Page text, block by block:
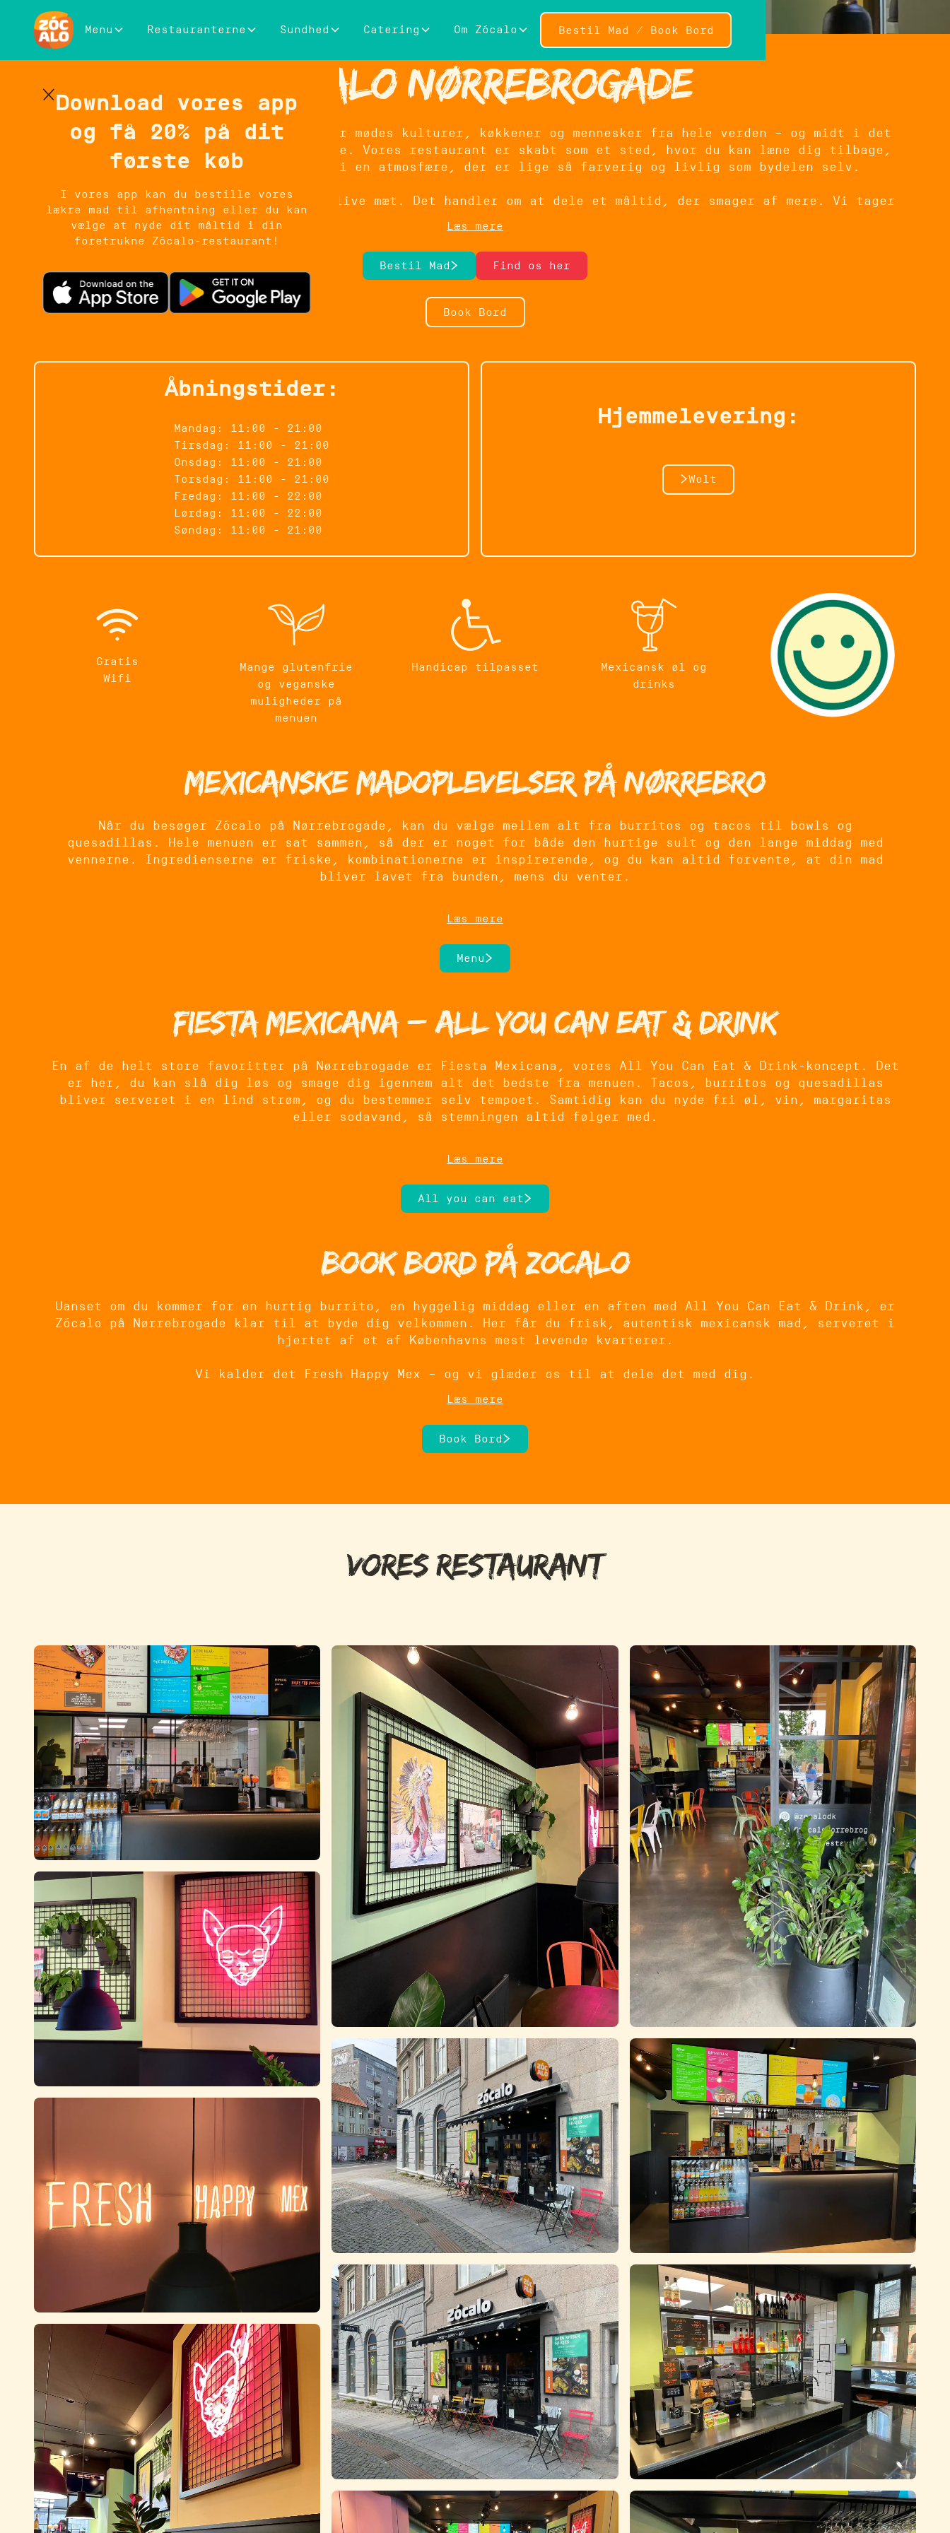
Menu Restauranterne Sundhed Catering Om Zócalo Bestil Mad / Book Bord
Download vores app
og få 20% på dit
første køb
I vores app kan du bestille vores
lækre mad til afhentning eller du kan
vælge at nyde dit måltid i din
foretrukne Zócalo-restaurant!
Zócalo Nørrebrogade
På Nørrebro sker der altid noget. Her mødes kulturer, køkkener og mennesker fra hele verden – og midt i det
hele finder du Zócalo på Nørrebrogade. Vores restaurant er skabt som et sted, hvor du kan læne dig tilbage,
slappe af og nyde mexicansk mad i en atmosfære, der er lige så farverig og livlig som bydelen selv.
Hos os handler det ikke bare om at blive mæt. Det handler om at dele et måltid, der smager af mere. Vi tager
udgangspunkt i den mexicanske taqueria-kultur fra San Francisco, hvor friske råvarer og autentiske opskrifter
danner grundlaget for et måltid, der både er enkelt, farverigt og fuld af smag.
Tel: +45 42 15 66 41
Læs mere
Bestil Mad Find os her
Book Bord
Åbningstider:
Mandag: 11:00 - 21:00
Tirsdag: 11:00 - 21:00
Onsdag: 11:00 - 21:00
Torsdag: 11:00 - 21:00
Fredag: 11:00 - 22:00
Lørdag: 11:00 - 22:00
Søndag: 11:00 - 21:00
Hjemmelevering:
Wolt
Gratis
Wifi
Mange glutenfrie
og veganske
muligheder på
menuen
Handicap tilpasset
Mexicansk øl og
drinks
Mexicanske madoplevelser på Nørrebro
Når du besøger Zócalo på Nørrebrogade, kan du vælge mellem alt fra burritos og tacos til bowls og
quesadillas. Hele menuen er sat sammen, så der er noget for både den hurtige sult og den lange middag med
vennerne. Ingredienserne er friske, kombinationerne er inspirerende, og du kan altid forvente, at din mad
bliver lavet fra bunden, mens du venter.
farver, varme og plads til at være social. Det gør Zócalo til et oplagt mødested – uanset om du er på vej
hjem fra arbejde, skal mødes med studiegruppen eller bare vil nyde en god middag på Nørrebro.
Læs mere
Menu
Fiesta Mexicana – All You Can Eat & Drink
En af de helt store favoritter på Nørrebrogade er Fiesta Mexicana, vores All You Can Eat & Drink-koncept. Det
er her, du kan slå dig løs og smage dig igennem alt det bedste fra menuen. Tacos, burritos og quesadillas
bliver serveret i en lind strøm, og du bestemmer selv tempoet. Samtidig kan du nyde fri øl, vin, margaritas
eller sodavand, så stemningen altid følger med.
have en oplevelse ud over det sædvanlige. Konceptet gør det nemt at dele maden på tværs af bordet, og det er
lige præcis den fællesskabsfølelse, vi elsker at skabe på Zócalo.
Læs mere
All you can eat
Book bord på Zocalo
Uanset om du kommer for en hurtig burrito, en hyggelig middag eller en aften med All You Can Eat & Drink, er
Zócalo på Nørrebrogade klar til at byde dig velkommen. Her får du frisk, autentisk mexicansk mad, serveret i
hjertet af et af Københavns mest levende kvarterer.
Vi kalder det Fresh Happy Mex – og vi glæder os til at dele det med dig.
Læs mere
Book Bord
Vores restaurant